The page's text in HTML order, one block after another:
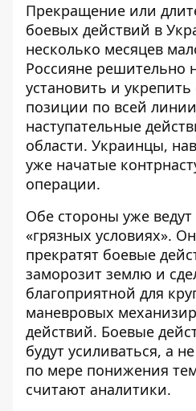
Прекращение или
боевых действий в
несколько месяцев
Россияне решительно
установить и
позиции по всей
наступательные
области. Украинцы,
уже начатые
операции.
Обе стороны уже
«грязных условиях».
прекратят боевые
заморозит землю и
благоприятной для
маневровых
действий. Боевые
будут усиливаться, а
по мере понижения
считают аналитики.